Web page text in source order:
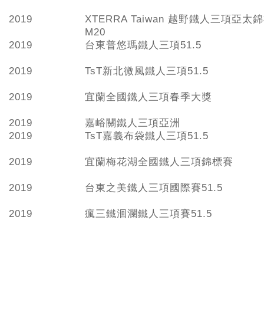
2019
XTERRA Taiwan 越野鐵人三項亞太
M20
2019
台東普悠瑪鐵人三項51.5
2019 TsT新北微風鐵人三項51.5
2019 宜蘭全國鐵人三項春季大獎
2019
嘉峪關鐵人三項亞洲
2019
TsT嘉義布袋鐵人三項51.5
2019 宜蘭梅花湖全國鐵人三項錦標賽
2019 台東之美鐵人三項國際賽51.5
2019 瘋三鐵洄瀾鐵人三項賽51.5